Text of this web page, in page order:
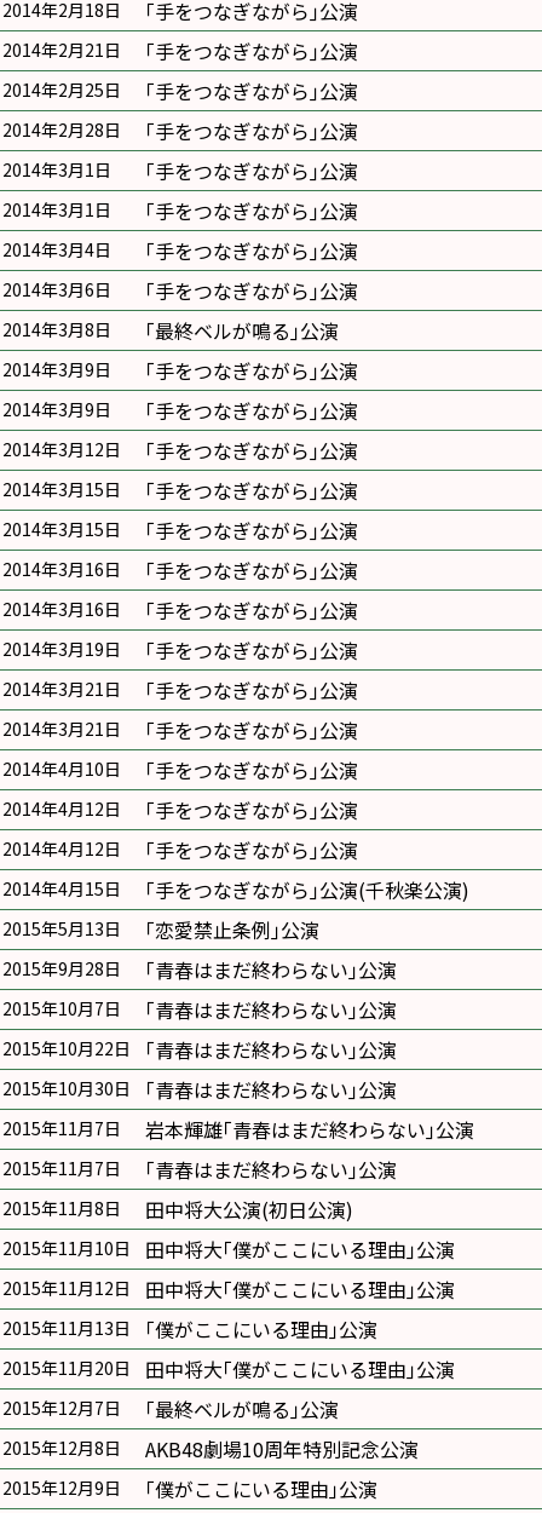
2014年2月18日 ｢手をつなぎながら｣公演
2014年2月21日 ｢手をつなぎながら｣公演
2014年2月25日 ｢手をつなぎながら｣公演
2014年2月28日 ｢手をつなぎながら｣公演
2014年3月1日 ｢手をつなぎながら｣公演
2014年3月1日 ｢手をつなぎながら｣公演
2014年3月4日 ｢手をつなぎながら｣公演
2014年3月6日 ｢手をつなぎながら｣公演
2014年3月8日 ｢最終ベルが鳴る｣公演
2014年3月9日 ｢手をつなぎながら｣公演
2014年3月9日 ｢手をつなぎながら｣公演
2014年3月12日 ｢手をつなぎながら｣公演
2014年3月15日 ｢手をつなぎながら｣公演
2014年3月15日 ｢手をつなぎながら｣公演
2014年3月16日 ｢手をつなぎながら｣公演
2014年3月16日 ｢手をつなぎながら｣公演
2014年3月19日 ｢手をつなぎながら｣公演
2014年3月21日 ｢手をつなぎながら｣公演
2014年3月21日 ｢手をつなぎながら｣公演
2014年4月10日 ｢手をつなぎながら｣公演
2014年4月12日 ｢手をつなぎながら｣公演
2014年4月12日 ｢手をつなぎながら｣公演
2014年4月15日 ｢手をつなぎながら｣公演(千秋楽公演)
2015年5月13日 ｢恋愛禁止条例｣公演
2015年9月28日 ｢青春はまだ終わらない｣公演
2015年10月7日 ｢青春はまだ終わらない｣公演
2015年10月22日 ｢青春はまだ終わらない｣公演
2015年10月30日 ｢青春はまだ終わらない｣公演
2015年11月7日 岩本輝雄｢青春はまだ終わらない｣公演
2015年11月7日 ｢青春はまだ終わらない｣公演
2015年11月8日 田中将大公演(初日公演)
2015年11月10日 田中将大｢僕がここにいる理由｣公演
2015年11月12日 田中将大｢僕がここにいる理由｣公演
2015年11月13日 ｢僕がここにいる理由｣公演
2015年11月20日 田中将大｢僕がここにいる理由｣公演
2015年12月7日 ｢最終ベルが鳴る｣公演
2015年12月8日 AKB48劇場10周年特別記念公演
2015年12月9日 ｢僕がここにいる理由｣公演